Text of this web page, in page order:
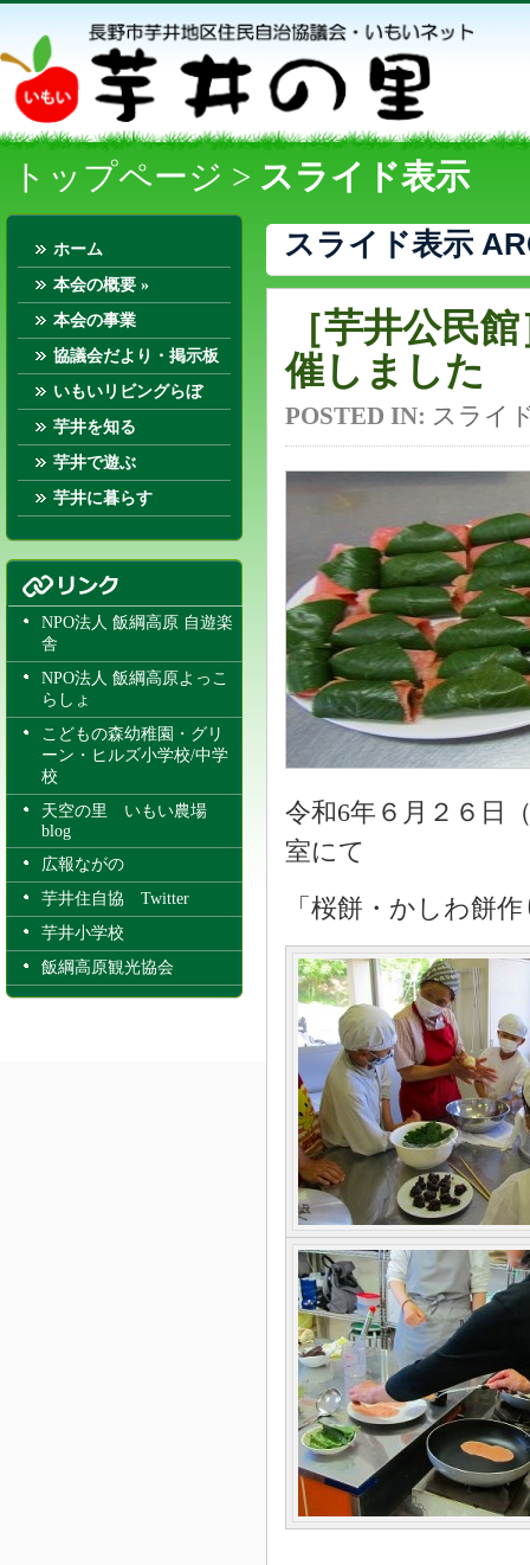
トップページ > スライド表示
ホーム
本会の概要 »
本会の事業
協議会だより・掲示板
いもいリビングらぼ
芋井を知る
芋井で遊ぶ
芋井に暮らす
NPO法人 飯綱高原 自遊楽
舎
NPO法人 飯綱高原よっこ
らしょ
こどもの森幼稚園・グリ
ーン・ヒルズ小学校/中学
校
天空の里 いもい農場
blog
広報ながの
芋井住自協 Twitter
芋井小学校
飯綱高原観光協会
スライド表示
［芋井公民
催しました
POSTED IN: スライ
令和6年６月２６日
室にて
「桜餅・かしわ餅